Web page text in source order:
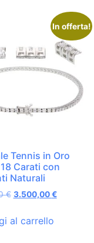
In offerta!
Tennis in Oro
Carati con
Naturali
€ 3.500,00€
al carrello